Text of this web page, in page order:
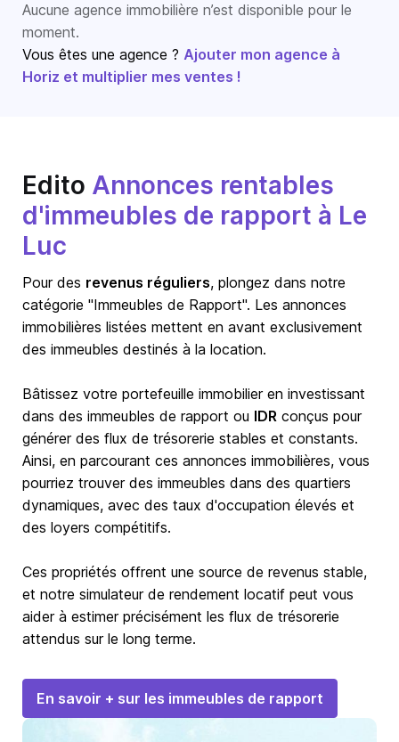
Aucune agence immobilière n’est disponible pour le
moment.
Vous êtes une agence ? Ajouter mon agence à
Horiz et multiplier mes ventes !
Edito Annonces rentables
d'immeubles de rapport à Le
Luc
Pour des revenus réguliers, plongez dans notre
catégorie "Immeubles de Rapport". Les annonces
immobilières listées mettent en avant exclusivement
des immeubles destinés à la location.
Bâtissez votre portefeuille immobilier en investissant
dans des immeubles de rapport ou IDR conçus pour
générer des flux de trésorerie stables et constants.
Ainsi, en parcourant ces annonces immobilières, vous
pourriez trouver des immeubles dans des quartiers
dynamiques, avec des taux d'occupation élevés et
des loyers compétitifs.
Ces propriétés offrent une source de revenus stable,
et notre simulateur de rendement locatif peut vous
aider à estimer précisément les flux de trésorerie
attendus sur le long terme.
En savoir + sur les immeubles de rapport